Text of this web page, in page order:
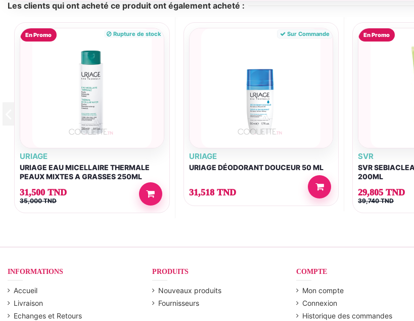
Les clients qui ont acheté ce produit ont également acheté :
En Promo Rupture de stock
URIAGE
URIAGE EAU MICELLAIRE THERMALE
PEAUX MIXTES A GRASSES 250ML
31,500 TND
35,000 TND
Sur Commande
URIAGE
URIAGE DÉODORANT DOUCEUR 50 ML
31,518 TND
En Promo
SVR
SVR
200ML
29,805 TND
39,740 TND
INFORMATIONS
Accueil
Livraison
Echanges et Retours
PRODUITS
Nouveaux produits
Fournisseurs
COMPTE
Mon compte
Connexion
Historique des commandes